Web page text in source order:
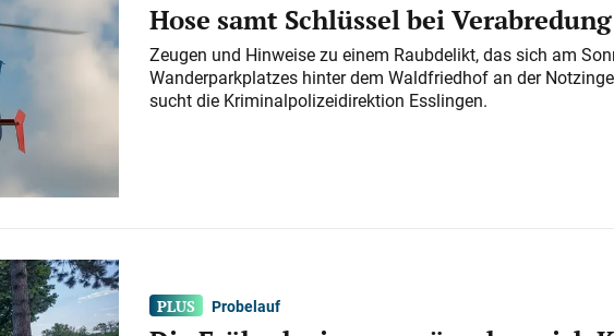
Hose samt Schlüssel bei
Zeugen und Hinweise zu einem Raubdelikt, das sich am
Wanderparkplatzes hinter dem Waldfriedhof an der
sucht die Kriminalpolizeidirektion Esslingen.
Probelauf